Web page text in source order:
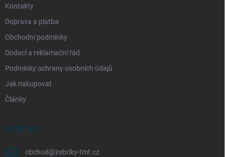
Kontakty
Doprava a platba
Obchodní podmínky
Dodací a reklamační řád
Podmínky ochrany osobních údajů
Jak nakupovat
Články
KONTAKT
obchod@zebriky-tmt.cz